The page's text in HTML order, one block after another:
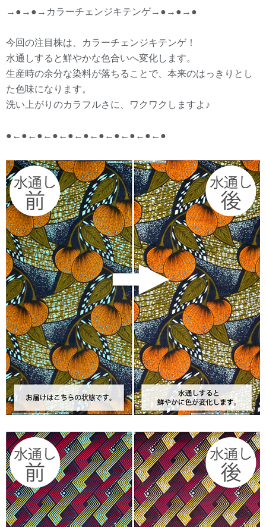
→●→●→カラーチェンジキテンゲ→●→●→●
今回の注目株は、カラーチェンジキテンゲ！
水通しすると鮮やかな色合いへ変化します。
生産時の余分な染料が落ちることで、本来のはっきりとし
た色味になります。
洗い上がりのカラフルさに、ワクワクしますよ♪
●←●←●←●←●←●←●←●←●←●←●